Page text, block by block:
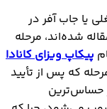
یا جاب آفر در
شده‌اند، مرحله
پیکاپ ویزای کانادا
که پس از تأیید
حساس‌ترین